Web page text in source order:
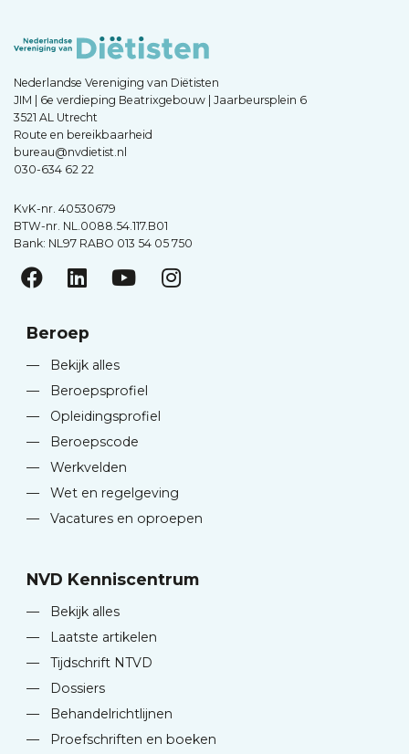
Nederlandse Vereniging van Diëtisten
JIM | 6e verdieping Beatrixgebouw | Jaarbeursplein 6
3521 AL Utrecht
Route en bereikbaarheid
bureau@nvdietist.nl
030-634 62 22
KvK-nr. 40530679
BTW-nr. NL.0088.54.117.B01
Bank: NL97 RABO 013 54 05 750
Beroep
—
Bekijk alles
—
Beroepsprofiel
—
Opleidingsprofiel
—
Beroepscode
—
Werkvelden
—
Wet en regelgeving
—
Vacatures en oproepen
NVD Kenniscentrum
—
Bekijk alles
—
Laatste artikelen
—
Tijdschrift NTVD
—
Dossiers
—
Behandelrichtlijnen
—
Proefschriften en boeken